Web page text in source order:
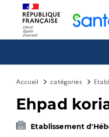
Accueil catégories
Ehpad
Etablissement
Panneau de gestion des cookies